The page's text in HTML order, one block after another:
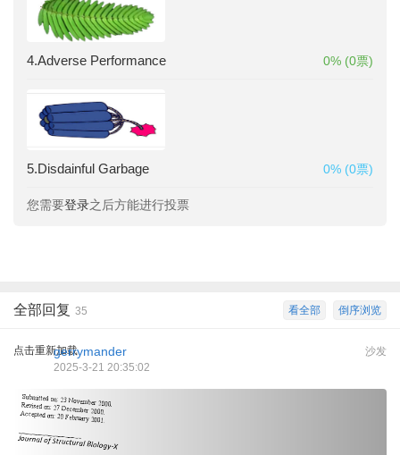
4.Adverse Performance 0% (0票)
5.Disdainful Garbage 0% (0票)
您需要登录之后方能进行投票
倒序浏览
看全部
全部回复 35
点击重新加载 沙发
gerrymander
2025-3-21 20:35:02